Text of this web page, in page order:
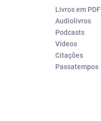
Livros em PDF
Audiolivros
Podcasts
Vídeos
Citações
Passatempos